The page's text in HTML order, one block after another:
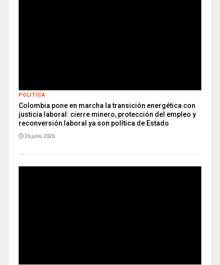
POLITICA
Colombia pone en marcha la transición energética con
justicia laboral: cierre minero, protección del empleo y
reconversión laboral ya son política de Estado
26 julio, 2026